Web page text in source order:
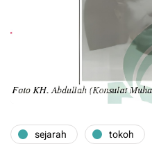
sejarah tokoh